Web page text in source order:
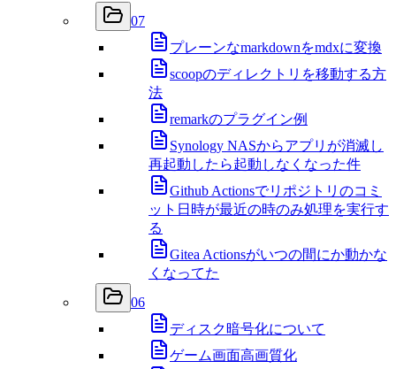
07
プレーンなmarkdownをmdxに変換
scoopのディレクトリを移動する方
法
remarkのプラグイン例
Synology NASからアプリが消滅し
再起動したら起動しなくなった件
Github Actionsでリポジトリのコミ
ット日時が最近の時のみ処理を実行す
る
Gitea Actionsがいつの間にか動かな
くなってた
06
ディスク暗号化について
ゲーム画面高画質化